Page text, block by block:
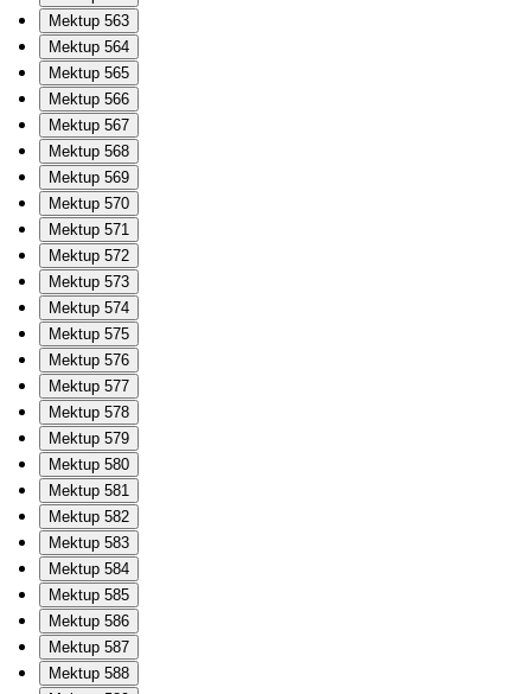
Mektup 563
Mektup 564
Mektup 565
Mektup 566
Mektup 567
Mektup 568
Mektup 569
Mektup 570
Mektup 571
Mektup 572
Mektup 573
Mektup 574
Mektup 575
Mektup 576
Mektup 577
Mektup 578
Mektup 579
Mektup 580
Mektup 581
Mektup 582
Mektup 583
Mektup 584
Mektup 585
Mektup 586
Mektup 587
Mektup 588